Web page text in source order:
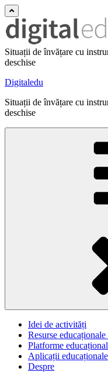
Situații de învățare cu
deschise
Digitaledu
Situații de învățare cu
deschise
Idei de activități
Resurse educaționale
Platforme
Aplicații educaționale
Despre